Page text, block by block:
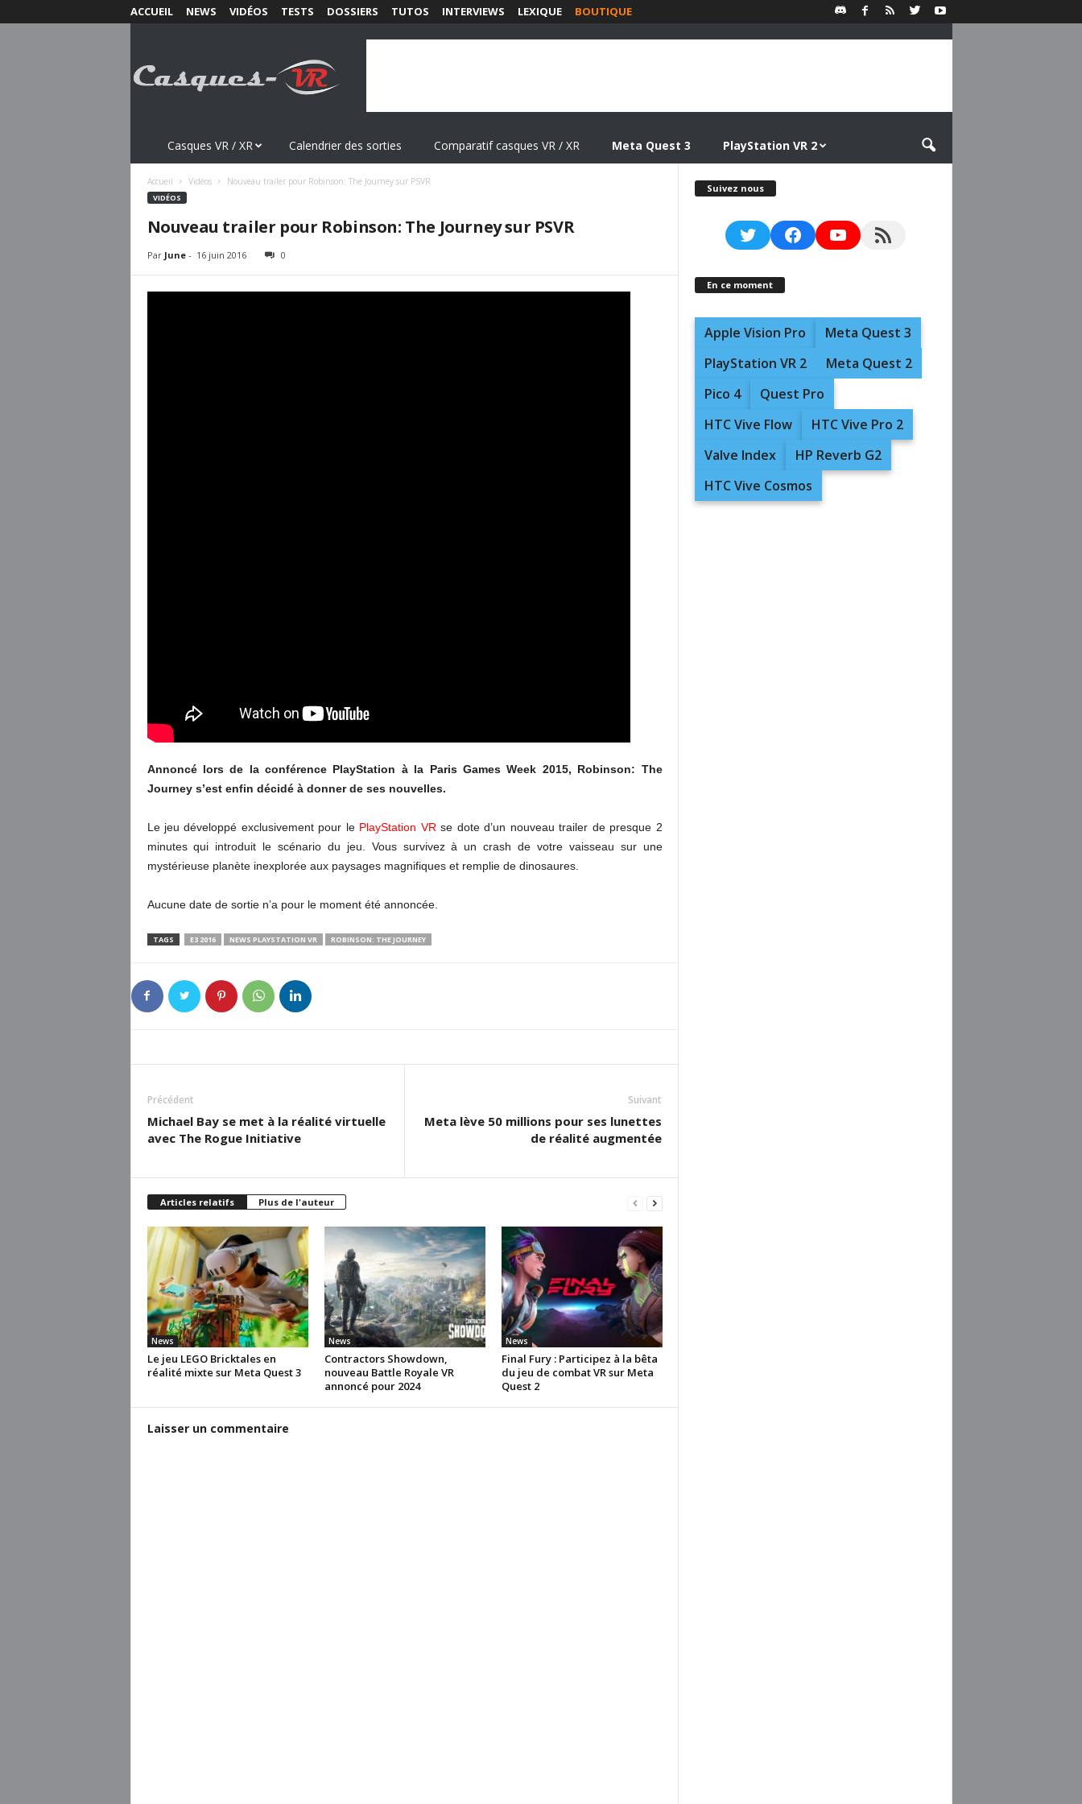
ACCUEIL NEWS VIDÉOS TESTS DOSSIERS TUTOS INTERVIEWS LEXIQUE BOUTIQUE
s
Casques VR / XR Calendrier des sorties Comparatif casques VR / XR Meta Quest 3 PlayStation VR 2
Accueil Vidéos Nouveau trailer pour Robinson: The Journey sur PSVR
VIDÉOS
Nouveau trailer pour Robinson: The Journey sur PSVR
Par June- 16 juin 2016 0
Annoncé lors de la conférence PlayStation à la Paris Games Week 2015, Robinson: The
Journey s’est enfin décidé à donner de ses nouvelles.
Le jeu développé exclusivement pour le PlayStation VR se dote d’un nouveau trailer de presque 2
minutes qui introduit le scénario du jeu. Vous survivez à un crash de votre vaisseau sur une
mystérieuse planète inexplorée aux paysages magnifiques et remplie de dinosaures.
Aucune date de sortie n’a pour le moment été annoncée.
TAGS E3 2016 NEWS PLAYSTATION VR ROBINSON: THE JOURNEY
Précédent
Michael Bay se met à la réalité virtuelle
avec The Rogue Initiative
Suivant
Meta lève 50 millions pour ses lunettes
de réalité augmentée
Articles relatifs Plus de l'auteur
News
Le jeu LEGO Bricktales en
réalité mixte sur Meta Quest 3
News
Contractors Showdown,
nouveau Battle Royale VR
annoncé pour 2024
News
Final Fury : Participez à la bêta
du jeu de combat VR sur Meta
Quest 2
Laisser un commentaire
Suivez nous
TwitterFacebookYouTubeRSS Feed
En ce moment
Apple Vision Pro
Meta Quest 3
PlayStation VR 2
Meta Quest 2
Pico 4
Quest Pro
HTC Vive Flow
HTC Vive Pro 2
Valve Index
HP Reverb G2
HTC Vive Cosmos